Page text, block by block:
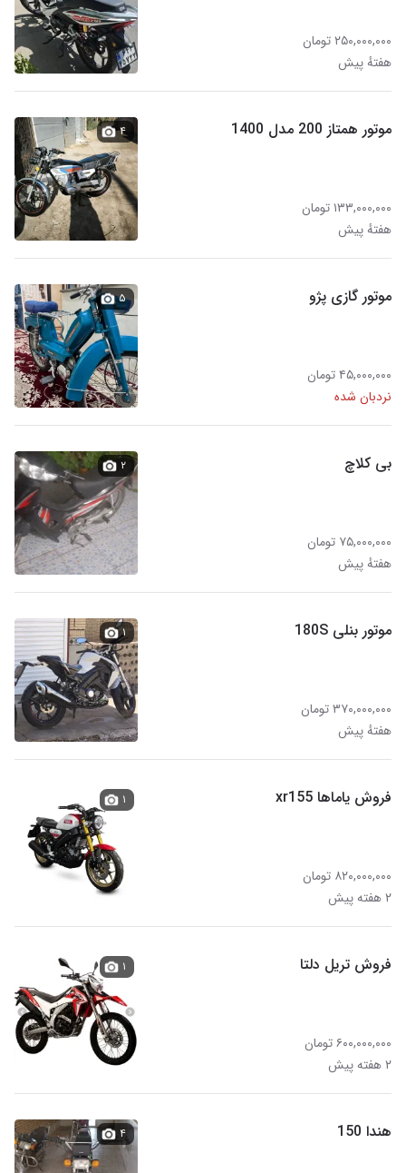
۲۵۰,۰۰۰,۰۰۰ تومان
هفتهٔ پیش
موتور همتاز 200 مدل 1400
۱۳۳,۰۰۰,۰۰۰ تومان
هفتهٔ پیش
۴
موتور گازی پژو
۴۵,۰۰۰,۰۰۰ تومان
نردبان شده
۵
بی کلاچ
۷۵,۰۰۰,۰۰۰ تومان
هفتهٔ پیش
۲
موتور بنلی 180S
۳۷۰,۰۰۰,۰۰۰ تومان
هفتهٔ پیش
۱
فروش یاماها xr155
۸۲۰,۰۰۰,۰۰۰ تومان
۲ هفته پیش
۱
فروش تریل دلتا
۶۰۰,۰۰۰,۰۰۰ تومان
۲ هفته پیش
۱
هندا 150 ۴